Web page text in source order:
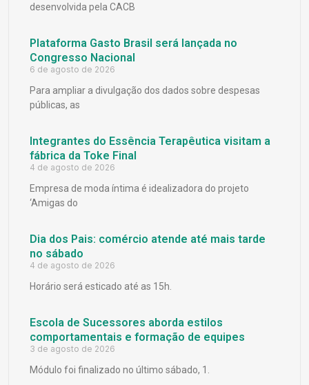
desenvolvida pela CACB
Plataforma Gasto Brasil será lançada no
Congresso Nacional
6 de agosto de 2026
Para ampliar a divulgação dos dados sobre despesas
públicas, as
Integrantes do Essência Terapêutica visitam a
fábrica da Toke Final
4 de agosto de 2026
Empresa de moda íntima é idealizadora do projeto
‘Amigas do
Dia dos Pais: comércio atende até mais tarde
no sábado
4 de agosto de 2026
Horário será esticado até as 15h.
Escola de Sucessores aborda estilos
comportamentais e formação de equipes
3 de agosto de 2026
Módulo foi finalizado no último sábado, 1.